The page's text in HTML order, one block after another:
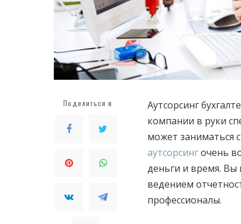
Поделиться в
Аутсорсинг
компании в руки
может заниматься
аутсорсингочень
деньги и время. Вы
ведением
профессионалы.